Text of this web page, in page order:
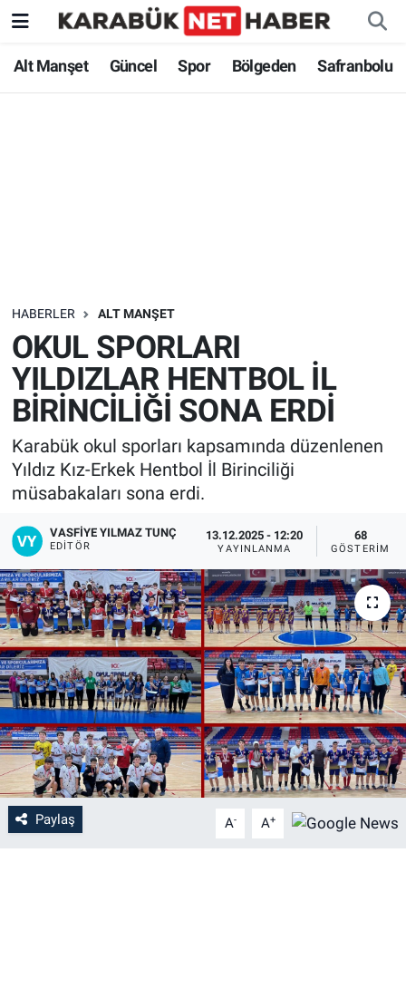
Alt Manşet Güncel Spor Bölgeden Safranbolu
HABERLER ALT MANŞET
OKUL SPORLARI
YILDIZLAR HENTBOL İL
BİRİNCİLİĞİ SONA ERDİ
Karabük okul sporları kapsamında düzenlenen
Yıldız Kız-Erkek Hentbol İl Birinciliği
müsabakaları sona erdi.
VASFIYE YILMAZ TUNÇ
EDITÖR
13.12.2025 - 12:20
YAYINLANMA
68
GÖSTERIM
Paylaş A- A+